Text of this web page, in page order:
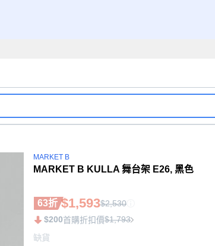
MARKET B
MARKET B KULLA 舞台架 E26, 黑色
63折 $1,593$2,530
$200首購折扣價$1,793
缺貨